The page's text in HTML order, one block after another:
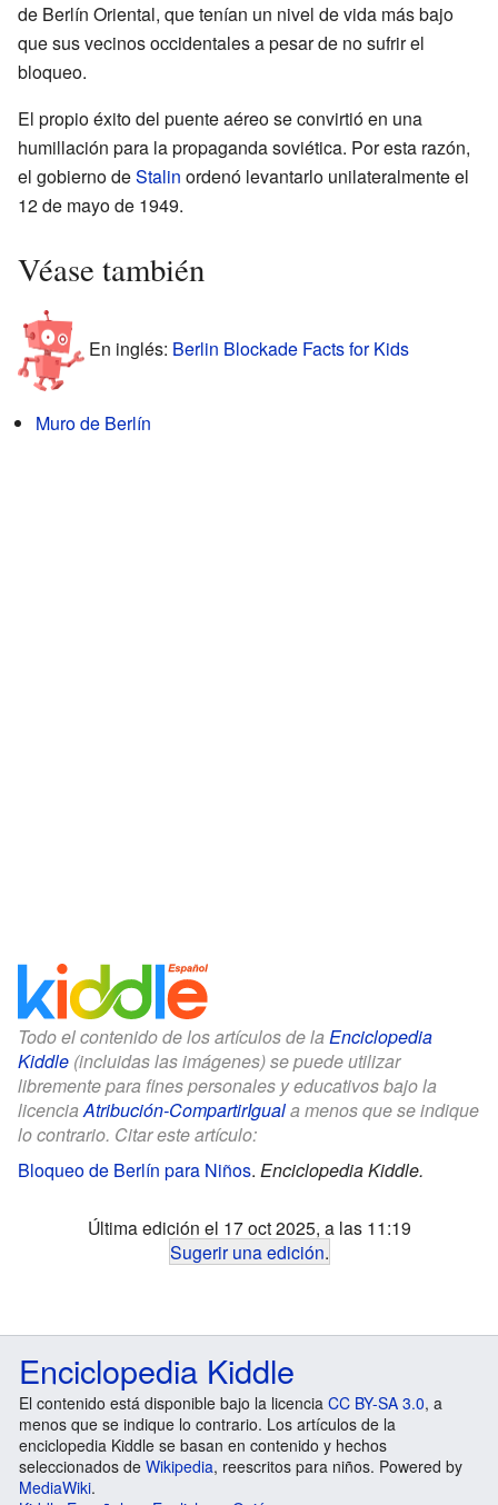
de Berlín Oriental, que tenían un nivel de vida más bajo
que sus vecinos occidentales a pesar de no sufrir el
bloqueo.
El propio éxito del puente aéreo se convirtió en una
humillación para la propaganda soviética. Por esta razón,
el gobierno deStalin ordenó levantarlo unilateralmente el
12 de mayo de 1949.
Véase también
En inglés: Berlin Blockade Facts for Kids
Muro de Berlín
Todo el contenido de los artículos de la Enciclopedia
Kiddle (incluidas las imágenes) se puede utilizar
libremente para fines personales y educativos bajo la
licenciaAtribución-CompartirIguala menos que se indique
lo contrario. Citar este artículo:
Bloqueo de Berlín para Niños. Enciclopedia Kiddle.
Última edición el 17 oct 2025, a las 11:19
Sugerir una edición.
Enciclopedia Kiddle
El contenido está disponible bajo la licencia CC BY-SA 3.0, a
menos que se indique lo contrario. Los artículos de la
enciclopedia Kiddle se basan en contenido y hechos
seleccionados de Wikipedia, reescritos para niños. Powered by
MediaWiki.